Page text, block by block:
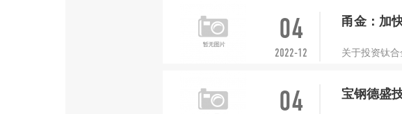
04
2022-12 关于投资钛
04 宝钢德盛